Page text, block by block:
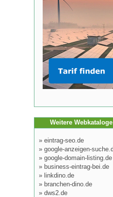
Weitere Webkataloge
» eintrag-seo.de
» google-anzeigen-
» google-domain-listing.de
» business-eintrag-bei.de
» linkdino.de
» branchen-dino.de
» dws2.de